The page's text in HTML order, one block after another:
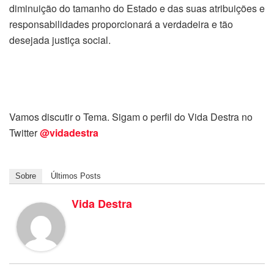
diminuição do tamanho do Estado e das suas atribuições e
responsabilidades proporcionará a verdadeira e tão
desejada justiça social.
Vamos discutir o Tema. Sigam o perfil do Vida Destra no
Twitter@vidadestra
Sobre Últimos Posts
Vida Destra